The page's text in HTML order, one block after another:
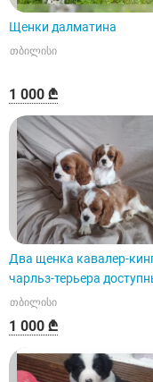
Щенки далматина
თბილისი
1 000 ₾
Два щенка кавалер-
чарльз-терьера
თბილისი
1 000 ₾